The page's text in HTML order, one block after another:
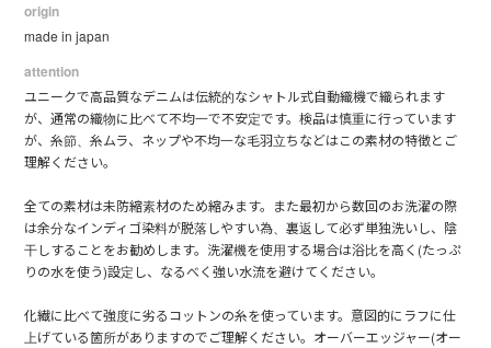
origin
made in japan
attention
ユニークで高品質なデニムは伝統的なシャトル式自動織機で織られます
が、通常の織物に比べて不均一で不安定です。検品は慎重に行っています
が、糸節、糸ムラ、ネップや不均一な毛羽立ちなどはこの素材の特徴とご
理解ください。
全ての素材は未防縮素材のため縮みます。また最初から数回のお洗濯の際
は余分なインディゴ染料が脱落しやすい為、裏返して必ず単独洗いし、陰
干しすることをお勧めします。洗濯機を使用する場合は浴比を高く(たっぷ
りの水を使う)設定し、なるべく強い水流を避けてください。
化繊に比べて強度に劣るコットンの糸を使っています。意図的にラフに仕
上げている箇所がありますのでご理解ください。オーバーエッジャー(オー